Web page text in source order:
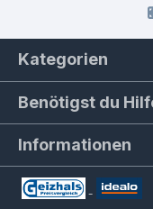
Kategorien
Benötigst du
Informationen